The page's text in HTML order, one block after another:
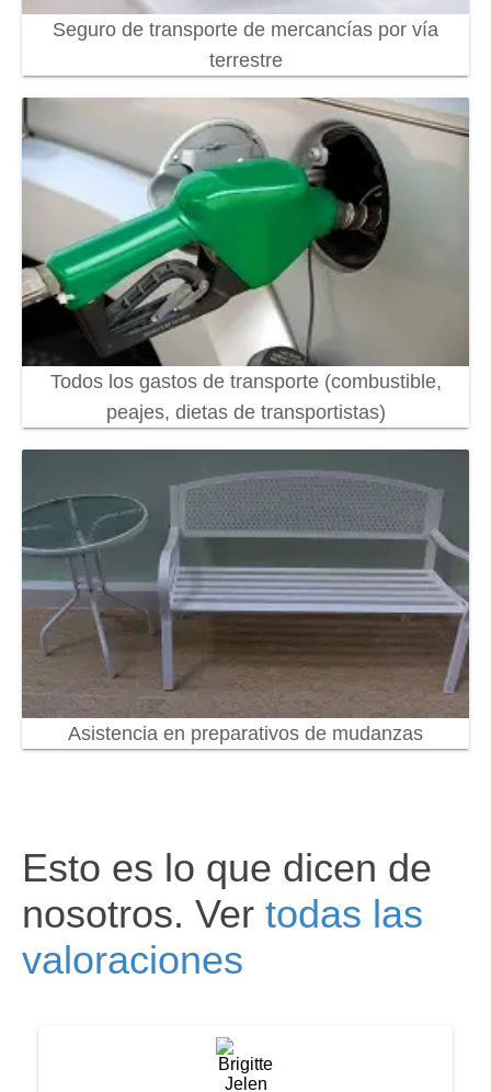
Seguro de transporte de mercancías por vía
terrestre
Todos los gastos de transporte (combustible,
peajes, dietas de transportistas)
Asistencia en preparativos de mudanzas
Esto es lo que dicen de
nosotros. Ver todas las
valoraciones